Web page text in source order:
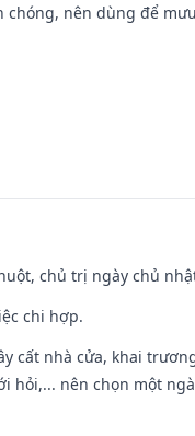
nên dùng để
chủ trị ngày chủ
chi hợp.
cất nhà cửa, khai
hỏi,... nên chọn một